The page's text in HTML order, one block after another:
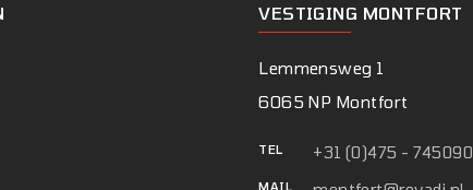
VESTIGING MONTFORT
Lemmensweg 1
6065 NP Montfort
TEL +31 (0)475 - 745090
MAIL